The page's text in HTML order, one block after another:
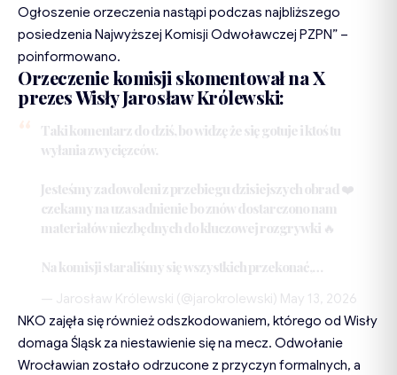
Ogłoszenie orzeczenia nastąpi podczas najbliższego
posiedzenia Najwyższej Komisji Odwoławczej PZPN” –
poinformowano.
Orzeczenie komisji skomentował na X
prezes Wisły Jarosław Królewski:
Taki komentarz do dziś, bo widzę że się gotuje i ktoś tu
wyłania zwycięzców.
Jesteśmy zadowoleni z przebiegu dzisiejszych obrad ❤️
czekamy na uzasadnienie bo znów dostarczono nam
materiałów niezbędnych do kluczowej rozgrywki 🔥
Na komisji staraliśmy się wszystkich przekonać,…
— Jarosław Królewski (@jarokrolewski) May 13, 2026
NKO zajęła się również odszkodowaniem, którego od Wisły
domaga Śląsk za niestawienie się na mecz. Odwołanie
Wrocławian zostało odrzucone z przyczyn formalnych, a